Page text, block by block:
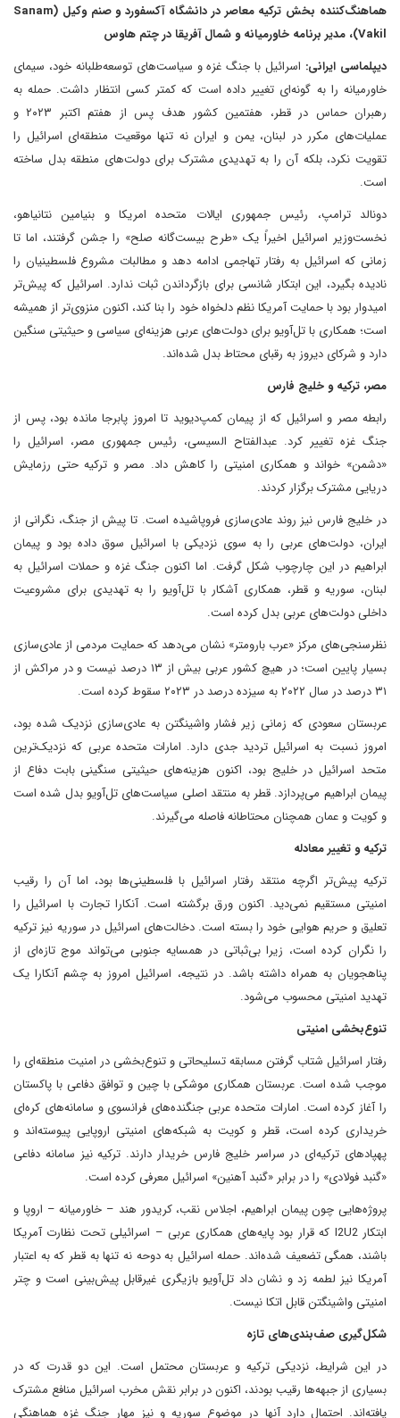
هماهنگ‌کننده بخش ترکیه معاصر در دانشگاه آکسفورد و صنم وکیل (Sanam
Vakil)، مدیر برنامه خاورمیانه و شمال آفریقا در چتم هاوس
دیپلماسی ایرانی: اسرائیل با جنگ غزه و سیاست‌های توسعه‌طلبانه خود، سیمای
خاورمیانه را به گونه‌ای تغییر داده است که کمتر کسی انتظار داشت. حمله به
رهبران حماس در قطر، هفتمین کشور هدف پس از هفتم اکتبر ۲۰۲۳ و
عملیات‌های مکرر در لبنان، یمن و ایران نه تنها موقعیت منطقه‌ای اسرائیل را
تقویت نکرد، بلکه آن را به تهدیدی مشترک برای دولت‌های منطقه بدل ساخته
است.
دونالد ترامپ، رئیس جمهوری ایالات متحده امریکا و بنیامین نتانیاهو،
نخست‌وزیر اسرائیل اخیراً یک «طرح بیست‌گانه صلح» را جشن گرفتند، اما تا
زمانی که اسرائیل به رفتار تهاجمی ادامه دهد و مطالبات مشروع فلسطینیان را
نادیده بگیرد، این ابتکار شانسی برای بازگرداندن ثبات ندارد. اسرائیل که پیش‌تر
امیدوار بود با حمایت آمریکا نظم دلخواه خود را بنا کند، اکنون منزوی‌تر از همیشه
است؛ همکاری با تل‌آویو برای دولت‌های عربی هزینه‌ای سیاسی و حیثیتی سنگین
دارد و شرکای دیروز به رقبای محتاط بدل شده‌اند.
مصر، ترکیه و خلیج فارس
رابطه مصر و اسرائیل که از پیمان کمپ‌دیوید تا امروز پابرجا مانده بود، پس از
جنگ غزه تغییر کرد. عبدالفتاح السیسی، رئیس جمهوری مصر، اسرائیل را
«دشمن» خواند و همکاری امنیتی را کاهش داد. مصر و ترکیه حتی رزمایش
دریایی مشترک برگزار کردند.
در خلیج فارس نیز روند عادی‌سازی فروپاشیده است. تا پیش از جنگ، نگرانی از
ایران، دولت‌های عربی را به سوی نزدیکی با اسرائیل سوق داده بود و پیمان
ابراهیم در این چارچوب شکل گرفت. اما اکنون جنگ غزه و حملات اسرائیل به
لبنان، سوریه و قطر، همکاری آشکار با تل‌آویو را به تهدیدی برای مشروعیت
داخلی دولت‌های عربی بدل کرده است.
نظرسنجی‌های مرکز «عرب بارومتر» نشان می‌دهد که حمایت مردمی از عادی‌سازی
بسیار پایین است؛ در هیچ کشور عربی بیش از ۱۳ درصد نیست و در مراکش از
۳۱ درصد در سال ۲۰۲۲ به سیزده درصد در ۲۰۲۳ سقوط کرده است.
عربستان سعودی که زمانی زیر فشار واشینگتن به عادی‌سازی نزدیک شده بود،
امروز نسبت به اسرائیل تردید جدی دارد. امارات متحده عربی که نزدیک‌ترین
متحد اسرائیل در خلیج بود، اکنون هزینه‌های حیثیتی سنگینی بابت دفاع از
پیمان ابراهیم می‌پردازد. قطر به منتقد اصلی سیاست‌های تل‌آویو بدل شده است
و کویت و عمان همچنان محتاطانه فاصله می‌گیرند.
ترکیه و تغییر معادله
ترکیه پیش‌تر اگرچه منتقد رفتار اسرائیل با فلسطینی‌ها بود، اما آن را رقیب
امنیتی مستقیم نمی‌دید. اکنون ورق برگشته است. آنکارا تجارت با اسرائیل را
تعلیق و حریم هوایی خود را بسته است. دخالت‌های اسرائیل در سوریه نیز ترکیه
را نگران کرده است، زیرا بی‌ثباتی در همسایه جنوبی می‌تواند موج تازه‌ای از
پناهجویان به همراه داشته باشد. در نتیجه، اسرائیل امروز به چشم آنکارا یک
تهدید امنیتی محسوب می‌شود.
تنوع‌بخشی امنیتی
رفتار اسرائیل شتاب گرفتن مسابقه تسلیحاتی و تنوع‌بخشی در امنیت منطقه‌ای را
موجب شده است. عربستان همکاری موشکی با چین و توافق دفاعی با پاکستان
را آغاز کرده است. امارات متحده عربی جنگنده‌های فرانسوی و سامانه‌های کره‌ای
خریداری کرده است، قطر و کویت به شبکه‌های امنیتی اروپایی پیوسته‌اند و
پهپادهای ترکیه‌ای در سراسر خلیج فارس خریدار دارند. ترکیه نیز سامانه دفاعی
«گنبد فولادی» را در برابر «گنبد آهنین» اسرائیل معرفی کرده است.
پروژه‌هایی چون پیمان ابراهیم، اجلاس نقب، کریدور هند – خاورمیانه – اروپا و
ابتکار I2U2 که قرار بود پایه‌های همکاری عربی – اسرائیلی تحت نظارت آمریکا
باشند، همگی تضعیف شده‌اند. حمله اسرائیل به دوحه نه تنها به قطر که به اعتبار
آمریکا نیز لطمه زد و نشان داد تل‌آویو بازیگری غیرقابل پیش‌بینی است و چتر
امنیتی واشینگتن قابل اتکا نیست.
شکل‌گیری صف‌بندی‌های تازه
در این شرایط، نزدیکی ترکیه و عربستان محتمل است. این دو قدرت که در
بسیاری از جبهه‌ها رقیب بودند، اکنون در برابر نقش مخرب اسرائیل منافع مشترک
یافته‌اند. احتمال دارد آنها در موضوع سوریه و نیز مهار جنگ غزه هماهنگی